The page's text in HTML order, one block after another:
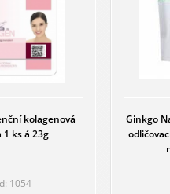
kolagenová
1 ks á 23g
1054
Ginkgo